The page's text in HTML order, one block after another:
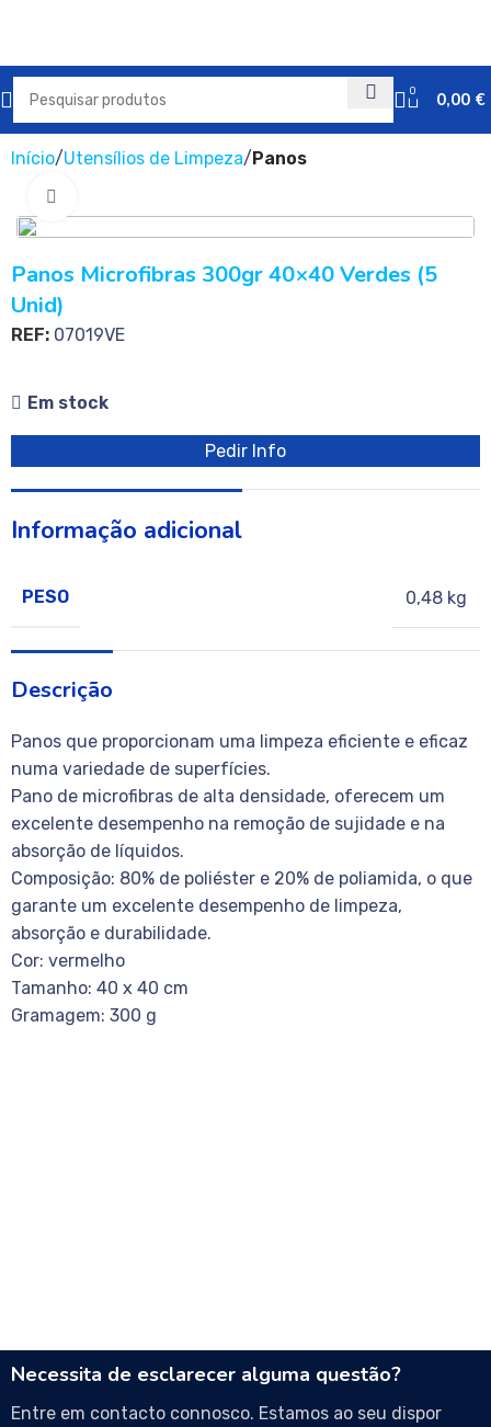
0 0,00 €
Início Utensílios de Limpeza Panos
Panos Microfibras 300gr 40×40 Verdes (5
Unid)
REF: 07019VE
Em stock
Pedir Info
Informação adicional
PESO 0,48 kg
Descrição
Panos que proporcionam uma limpeza eficiente e eficaz
numa variedade de superfícies.
Pano de microfibras de alta densidade, oferecem um
excelente desempenho na remoção de sujidade e na
absorção de líquidos.
Composição: 80% de poliéster e 20% de poliamida, o que
garante um excelente desempenho de limpeza,
absorção e durabilidade.
Cor: vermelho
Tamanho: 40 x 40 cm
Gramagem: 300 g
Necessita de esclarecer alguma questão?
Entre em contacto connosco. Estamos ao seu dispor